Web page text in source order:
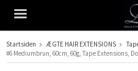
Produktet er blevet
Startsiden ÆGTE HAIR EXTENSIONS
#6 Mediumbrun, 60cm, 60g, Tape Extensions,